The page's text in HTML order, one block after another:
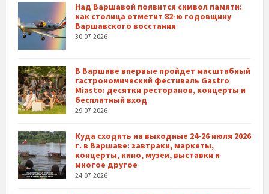
Над Варшавой появится символ памяти:
как столица отметит 82-ю годовщину
Варшавского восстания
30.07.2026
В Варшаве впервые пройдет масштабный
гастрономический фестиваль Gastro
Miasto: десятки ресторанов, концерты и
бесплатный вход
29.07.2026
Куда сходить на выходные 24-26 июля 2026
г. в Варшаве: завтраки, маркеты,
концерты, кино, музеи, выставки и
многое другое
24.07.2026